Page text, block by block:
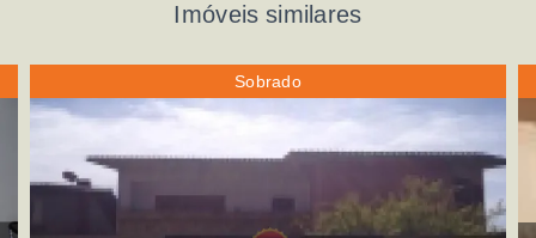
Imóveis similares
Sobrado